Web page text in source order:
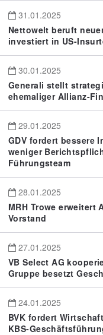
31.01.2025
Nettowelt beruft
investiert in US-
30.01.2025
Generali stellt
ehemaliger Allianz-
29.01.2025
GDV fordert bessere
weniger
Führungsteam
28.01.2025
MRH Trowe erweitert
Vorstand
27.01.2025
VB Select AG
Gruppe besetzt
24.01.2025
BVK fordert
KBS-